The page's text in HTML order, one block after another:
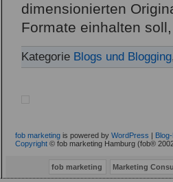
dimensionierten
Formate einhalten
Kategorie Blogs und Blogging
fob marketing is powered by WordPress
Copyright © fob marketing Hamburg (fob®
fob marketing Marketing